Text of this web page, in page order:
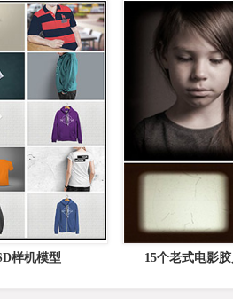
样机模型 15个老式电影